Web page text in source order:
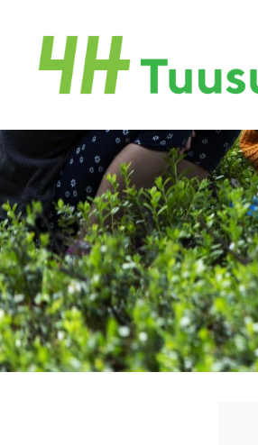
sivun
sisältöön
Tuusulan 4H-yhdistys ry.